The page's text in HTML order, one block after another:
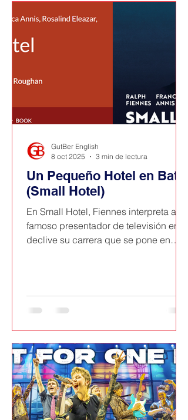
Un Pequeño Hotel en Bath
(Small Hotel)
En Small Hotel, Fiennes interpreta a un
famoso presentador de televisión en el
declive su carrera que se pone en
Condicionado por su madre y su
hermano gemelo, Larry intenta poner
GutBer English
8 oct 2025
3 min de lectura